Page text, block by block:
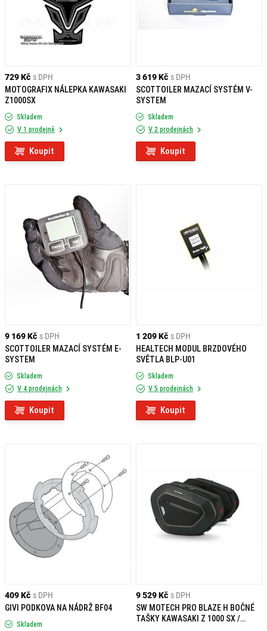
729 Kč s DPH
MOTOGRAFIX NÁLEPKA KAWASAKI
Z1000SX
Skladem
V 1 prodejně
Koupit
3 619 Kč s DPH
SCOTTOILER MAZACÍ SYSTÉM V-
SYSTEM
Skladem
V 2 prodejnách
Koupit
9 169 Kč s DPH
SCOTTOILER MAZACÍ SYSTÉM E-
SYSTEM
Skladem
V 4 prodejnách
Koupit
1 209 Kč s DPH
HEALTECH MODUL BRZDOVÉHO
SVĚTLA BLP-U01
Skladem
V 5 prodejnách
Koupit
409 Kč s DPH
GIVI PODKOVA NA NÁDRŽ BF04
Skladem
9 529 Kč s DPH
SW MOTECH PRO BLAZE H BOČNÉ
TAŠKY KAWASAKI Z 1000 SX /